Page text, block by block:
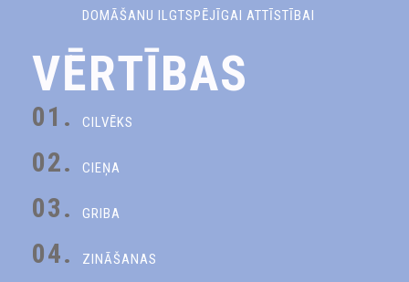
DOMĀŠANU ILGTSPĒJĪGAI ATTĪSTĪBAI
VĒRTĪBAS
01. CILVĒKS
02. CIEŅA
03. GRIBA
04. ZINĀŠANAS